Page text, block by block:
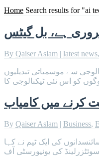
Home Search results for "ai
ہے، بل گیٹس
By Qaiser Aslam | latest news,
سے موسمیاتی تبدیلیوں
کو اس نئی ٹیکنالوجی کا
کرنے میں کامیاب
By Qaiser Aslam | Business,
کی ایک ٹیم نے کہا
کی یونیورسٹی آف